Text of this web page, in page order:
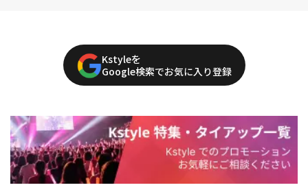
Kstyleを
Google検索でお気に入り登録